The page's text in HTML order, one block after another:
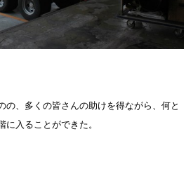
の、多くの皆さんの助けを得ながら、何と
に入ることができた。